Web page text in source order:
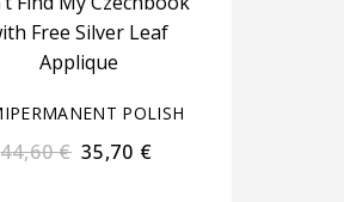
Free Silver Leaf
Applique
POLISH
44,60€ 35,70 €